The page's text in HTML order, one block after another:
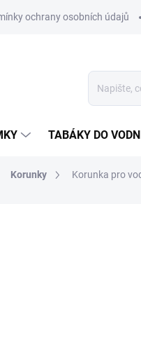
ochrany osobních údajů
TABÁKY DO
Korunky Korunka pro